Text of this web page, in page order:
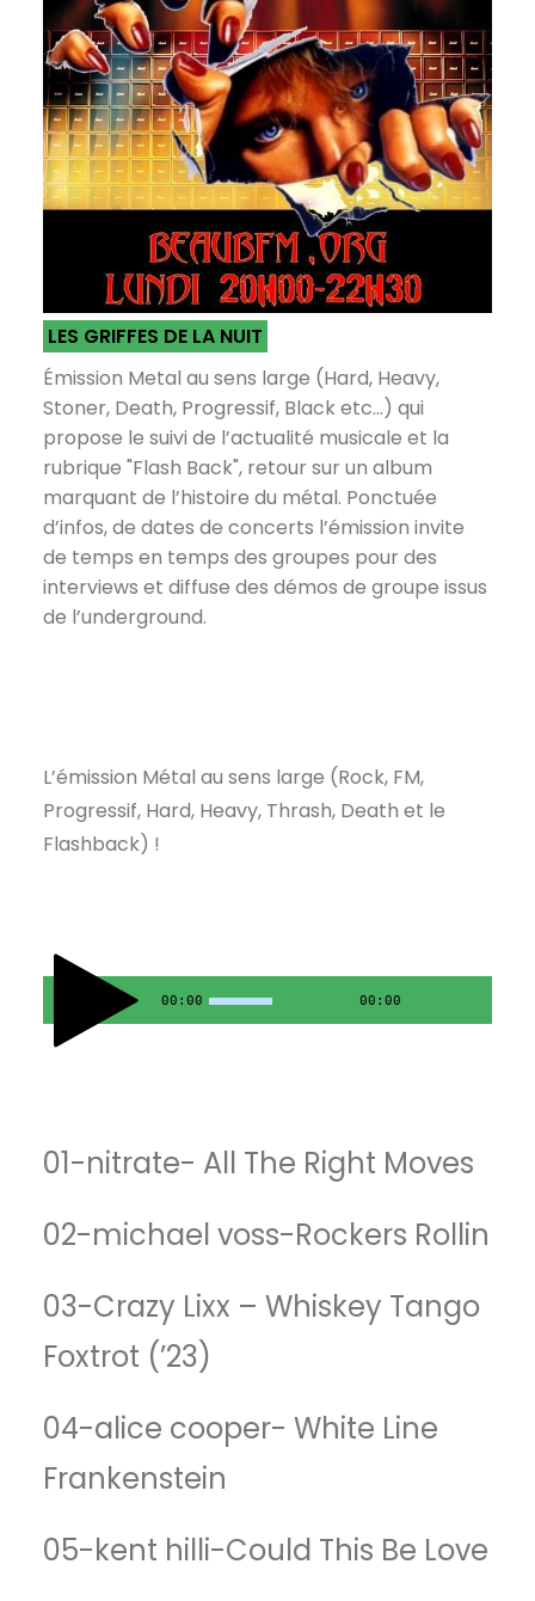
LES GRIFFES DE LA NUIT
Émission Metal au sens large (Hard, Heavy,
Stoner, Death, Progressif, Black etc...) qui
propose le suivi de l’actualité musicale et la
rubrique "Flash Back", retour sur un album
marquant de l’histoire du métal. Ponctuée
d’infos, de dates de concerts l’émission invite
de temps en temps des groupes pour des
interviews et diffuse des démos de groupe issus
de l’underground.
L’émission Métal au sens large (Rock, FM,
Progressif, Hard, Heavy, Thrash, Death et le
Flashback) !
00:00 00:00
01-nitrate- All The Right Moves
02-michael voss-Rockers Rollin
03-Crazy Lixx – Whiskey Tango
Foxtrot (’23)
04-alice cooper- White Line
Frankenstein
05-kent hilli-Could This Be Love